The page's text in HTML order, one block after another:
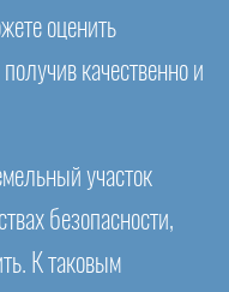
оценить
качественно и
участок
безопасности,
К таковым